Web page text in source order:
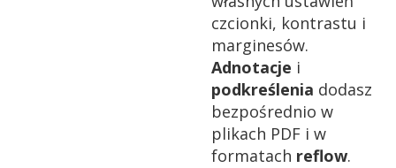
czcionki, kontrastu i
marginesów.
Adnotacje i
podkreślenia dodasz
bezpośrednio w
plikach PDF i w
formatach reflow.